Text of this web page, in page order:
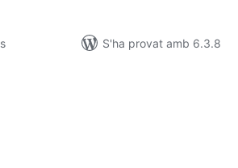
S'ha provat amb 6.3.8